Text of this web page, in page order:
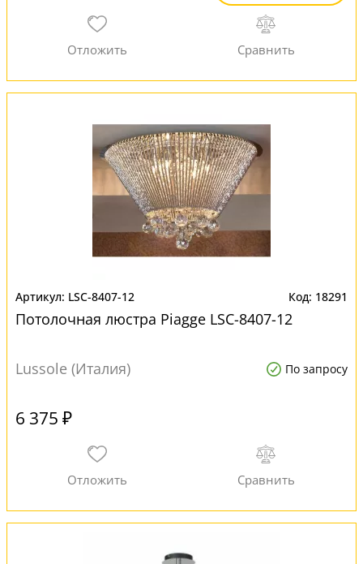
LSC-8407-12 18291
Потолочная люстра Piagge LSC-8407-12
Lussole (Италия) По запросу
6 375 ₽